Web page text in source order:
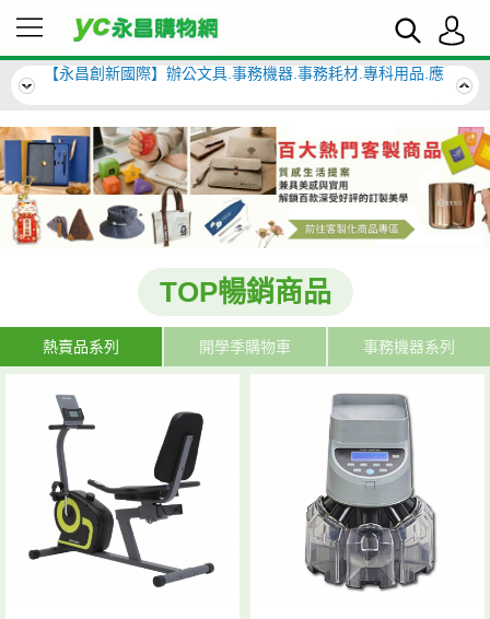
【永昌創新國際】辦公文具.事務機器.事務耗材.專科用品.應
有盡有來挖挖寶~
【永昌創新國際】辦公文具.事務機器.事務耗材.專科用品.應
有盡有來挖挖寶~
TOP暢銷商品
熱賣品系列 開學季購物車 事務機器系列